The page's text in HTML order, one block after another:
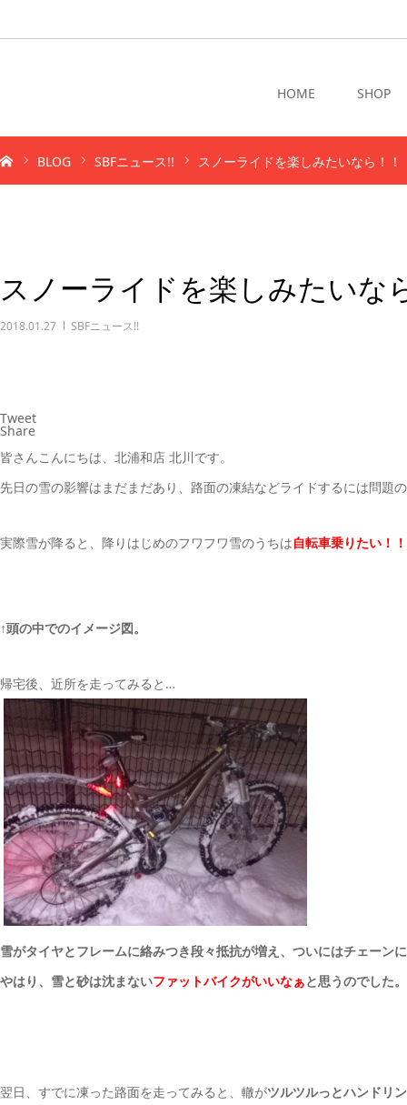
HOME SHOP
BLOG SBFニュース!! スノーライドを楽しみたいなら！！
スノーライドを楽しみたいな
2018.01.27 SBFニュース!!
Tweet
Share
皆さんこんにちは、北浦和店 北川です。
先日の雪の影響はまだまだあり、路面の凍結などライドするには問題
実際雪が降ると、降りはじめのフワフワ雪のうちは自転車乗りたい！！
↑頭の中でのイメージ図。
帰宅後、近所を走ってみると…
雪がタイヤとフレームに絡みつき段々抵抗が増え、ついにはチェーン
やはり、雪と砂は沈まないファットバイクがいいなぁと思うのでした。
翌日、すでに凍った路面を走ってみると、轍がツルツルっとハンドリ